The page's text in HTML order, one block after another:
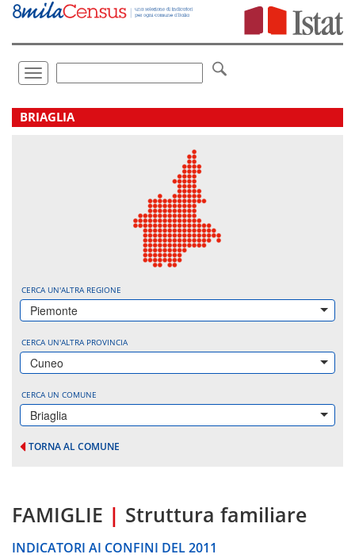
Vai
direttamente
Toggle
navigation
.
BRIAGLIA
CERCA UN'ALTRA REGIONE
Piemonte
CERCA UN'ALTRA PROVINCIA
Cuneo
CERCA UN COMUNE
Briaglia
TORNA AL COMUNE
FAMIGLIE | Struttura familiare
INDICATORI AI CONFINI DEL 2011